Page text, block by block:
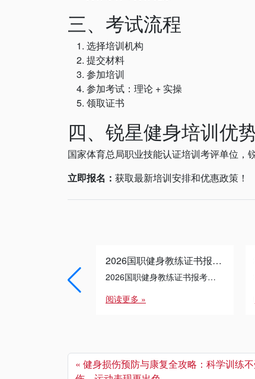
三、考试流程
选择培训机构
提交材料
参加培训
参加考试：理论 + 实操
领取证书
四、锐星健身培训优
国家体育总局职业技能认证培训考评单位，
立即报名： 获取最新培训安排和优惠政策！
2026国职健身教练证书报考条件与流程详解
2026国职健身教练证书报考条件与流程详解
阅读更多 »
健身损伤预防与康复全攻略：科学训练